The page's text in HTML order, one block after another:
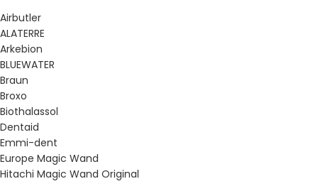
Airbutler
ALATERRE
Arkebion
BLUEWATER
Braun
Broxo
Biothalassol
Dentaid
Emmi-dent
Europe Magic Wand
Hitachi Magic Wand Original